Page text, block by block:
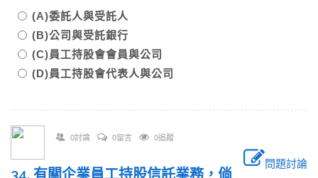
(A)委託人與受託人
(B)公司與受託銀行
(C)員工持股會會員與公司
(D)員工持股會代表人與公司
0討論 0留言 0追蹤
問題討論
34. 有關企業員工持股信託業務，倘